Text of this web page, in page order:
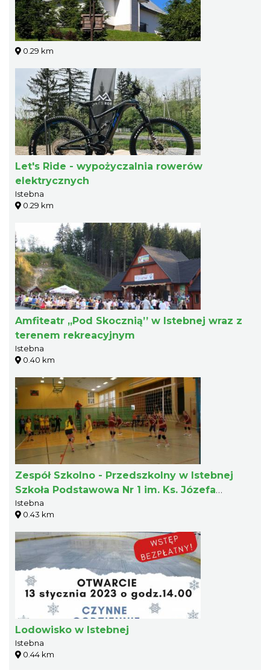
0.29 km
Let's Ride - wypożyczalnia rowerów
elektrycznych
Istebna
0.29 km
Amfiteatr „Pod Skocznią’’ w Istebnej wraz z
terenem rekreacyjnym
Istebna
0.40 km
Zespół Szkolno - Przedszkolny w Istebnej
Szkoła Podstawowa Nr 1 im. Ks. Józefa
Londzina
Istebna
0.43 km
Lodowisko w Istebnej
Istebna
0.44 km